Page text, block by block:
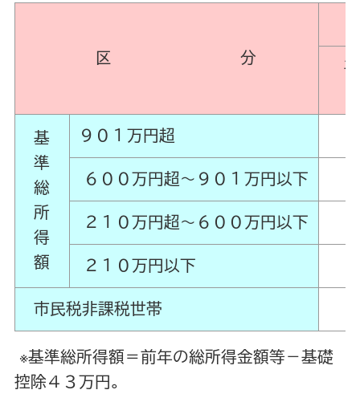
区 分
平
基
準
総
所
得
額
９０１万円超
６００万円超～９０１万円以下
２１０万円超～６００万円以下
２１０万円以下
市民税非課税世帯
※基準総所得額＝前年の総所得金額等－基礎
控除４３万円。